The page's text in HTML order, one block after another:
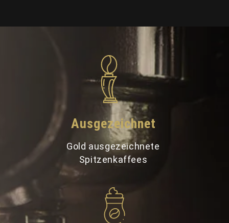
Ausgezeichnet
Gold ausgezeichnete
Spitzenkaffees